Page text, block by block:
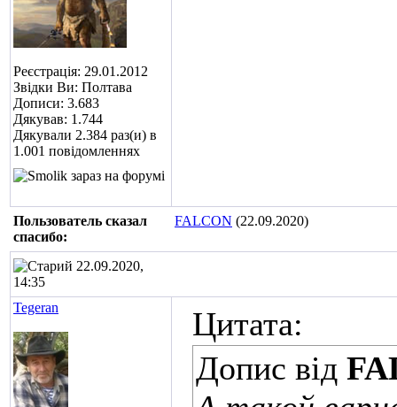
Реєстрація: 29.01.2012
Звідки Ви: Полтава
Дописи: 3.683
Дякував: 1.744
Дякували 2.384 раз(и) в
1.001 повідомленнях
Пользователь сказал
cпасибо:
FALCON (22.09.2020)
22.09.2020,
14:35
Tegeran
Цитата:
Допис від